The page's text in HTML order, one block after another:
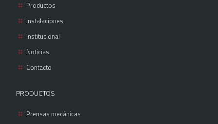
Productos
Instalaciones
Institucional
Noticias
Contacto
PRODUCTOS
Prensas mecánicas